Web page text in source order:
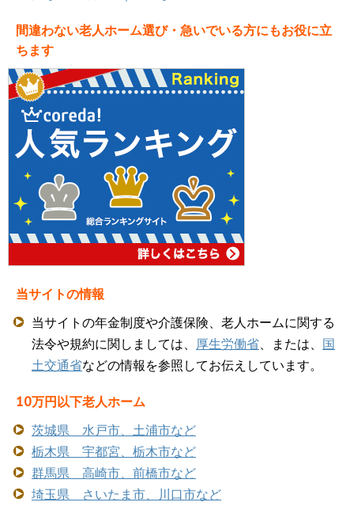
間違わない老人ホーム選び・急いでいる方にもお役に立
ちます
当サイトの情報
当サイトの年金制度や介護保険、老人ホームに関する
法令や規約に関しましては、 厚生労働省 、または、 国
土交通省などの情報を参照してお伝えしています。
10万円以下老人ホーム
茨城県 水戸市、土浦市など
栃木県 宇都宮、栃木市など
群馬県 高崎市、前橋市など
埼玉県 さいたま市、川口市など